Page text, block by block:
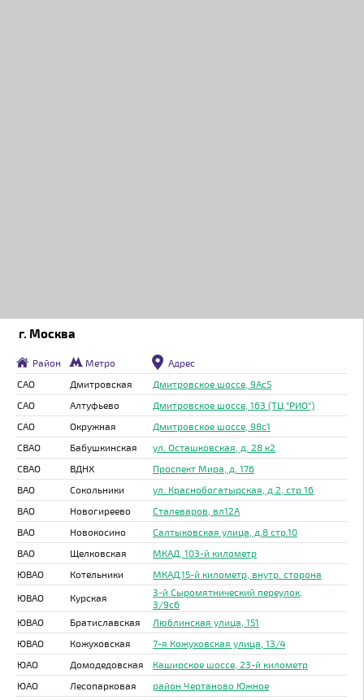
г. Москва
Район Метро
Адрес
САО
Дмитровская
Дмитровское шоссе, 9Ас5
САО
Алтуфьево
Дмитровское шоссе, 163 (ТЦ "РИО")
САО
Окружная
Дмитровское шоссе, 98с1
СВАО
Бабушкинская
ул. Осташковская, д. 28 к2
СВАО
ВДНХ
Проспект Мира, д. 176
ВАО
Сокольники
ул. Краснобогатырская, д.2, стр 16
ВАО
Новогиреево
Сталеваров, вл12А
ВАО
Новокосино
Салтыковская улица, д.8 стр.10
ВАО
Щелковская
МКАД, 103-й километр
ЮВАО
Котельники МКАД,15-й километр, внутр. сторона
ЮВАО Курская
3-й Сыромятнический переулок,
3/9с6
ЮВАО
Братиславская
Люблинская улица, 151
ЮВАО
Кожуховская
7-я Кожуховская улица, 13/4
ЮАО
Домодедовская
Каширское шоссе, 23-й километр
ЮАО
Лесопарковая
район Чертаново Южное